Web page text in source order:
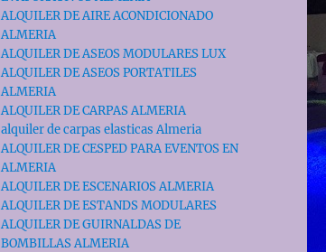
ALQUILER DE AIRE ACONDICIONADO
ALMERIA
ALQUILER DE ASEOS MODULARES LUX
ALQUILER DE ASEOS PORTATILES
ALMERIA
ALQUILER DE CARPAS ALMERIA
alquiler de carpas elasticas Almeria
ALQUILER DE CESPED PARA EVENTOS EN
ALMERIA
ALQUILER DE ESCENARIOS ALMERIA
ALQUILER DE ESTANDS MODULARES
ALQUILER DE GUIRNALDAS DE
BOMBILLAS ALMERIA